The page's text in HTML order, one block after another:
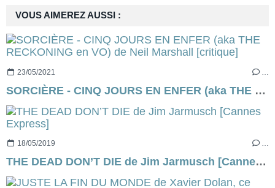
VOUS AIMEREZ AUSSI :
23/05/2021
SORCIÈRE - CINQ JOURS EN ENFER (aka THE RECKONING en VO) de Neil Marshall [critique]
18/05/2019 …
THE DEAD DON’T DIE de Jim Jarmusch [Cannes Express]